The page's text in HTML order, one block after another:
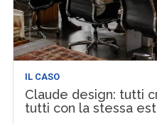
IL CASO
Claude design: tutti
tutti con la stessa